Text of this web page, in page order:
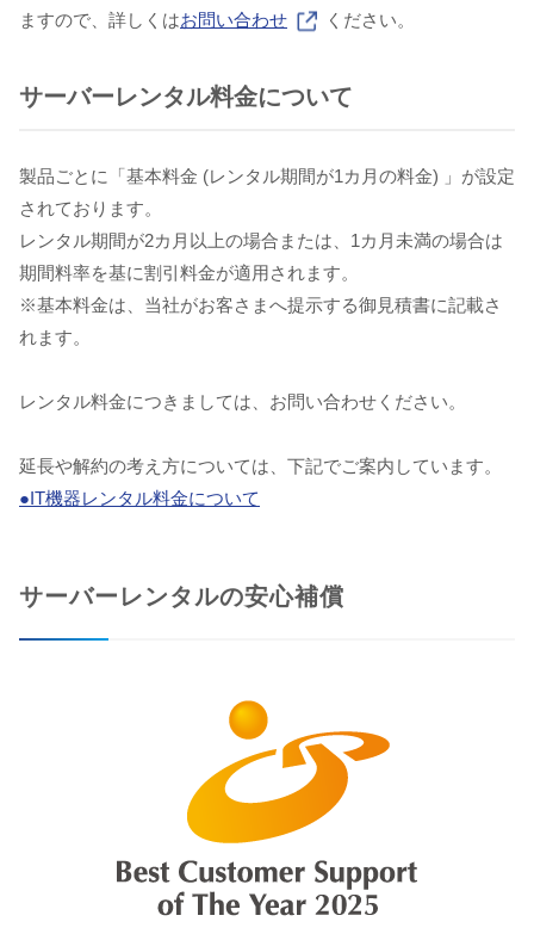
ますので、詳しくはお問い合わせ ください。
サーバーレンタル料金について
製品ごとに「基本料金 (レンタル期間が1カ月の料金) 」が設定
されております。
レンタル期間が2カ月以上の場合または、1カ月未満の場合は
期間料率を基に割引料金が適用されます。
※基本料金は、当社がお客さまへ提示する御見積書に記載さ
れます。
レンタル料金につきましては、お問い合わせください。
延長や解約の考え方については、下記でご案内しています。
●IT機器レンタル料金について
サーバーレンタルの安心補償